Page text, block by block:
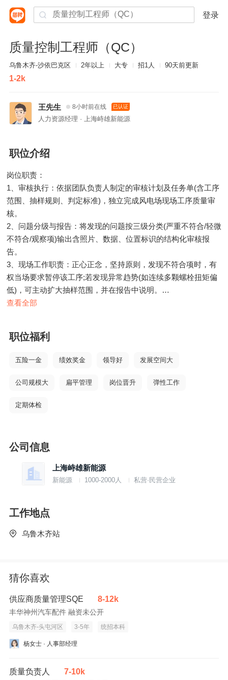
登录
质量控制工程师（QC）
乌鲁木齐-沙依巴克区 2年以上 大专 招1人 90天前更新
1-2k
王先生 8小时前在线 已认证
人力资源经理 · 上海峙雄新能源
职位介绍
岗位职责：
1、审核执行：依据团队负责人制定的审核计划及任务单(含工序
范围、抽样规则、判定标准)，独立完成风电场现场工序质量审
核。
2、问题分级与报告：将发现的问题按三级分类(严重不符合/轻微
不符合/观察项)输出含照片、数据、位置标识的结构化审核报
告。
3、现场工作职责：正心正念，坚持原则，发现不符合项时，有
权当场要求暂停该工序;若发现异常趋势(如连续多颗螺栓扭矩偏
低)，可主动扩大抽样范围，并在报告中说明。
4、标识与追溯：对审核区域或部件粘贴状态标识(合格/待判定/
注、语音转文字);运用AI辅助图像识别工具，快速识别螺栓缺
6、整改提升：配合质量控制工程师对整改措施进行现场复核，
2、工作经验：2年以上过程质量审核相关经验，有风电现场经验
3、专业能力：熟悉工序风险点，具备抽样原则与不合格品判定
基础;能读懂机械图纸、电气接
等常用量具。
4、AI工具：熟悉移动端质量审核APP及AI辅助质检工具的基本
操作:了解图像识别在缺陷检测中的应用场景。
低温/强风)。
查看全部
职位福利
五险一金 绩效奖金 领导好 发展空间大
公司规模大 扁平管理 岗位晋升 弹性工作
定期体检
公司信息
上海峙雄新能源
新能源 1000-2000人 私营·民营企业
工作地点
乌鲁木齐站
猜你喜欢
供应商质量管理SQE 8-12k
丰华神州汽车配件 融资未公开
乌鲁木齐-头屯河区 3-5年 统招本科
杨女士 · 人事部经理
质量负责人 7-10k